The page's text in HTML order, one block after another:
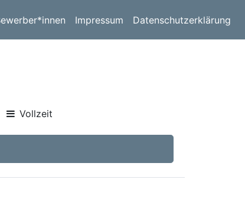
Impressum Datenschutzerklärung
Vollzeit